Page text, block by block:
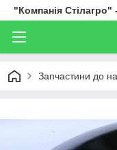
"Компанія Стілагро"
Запчастини до